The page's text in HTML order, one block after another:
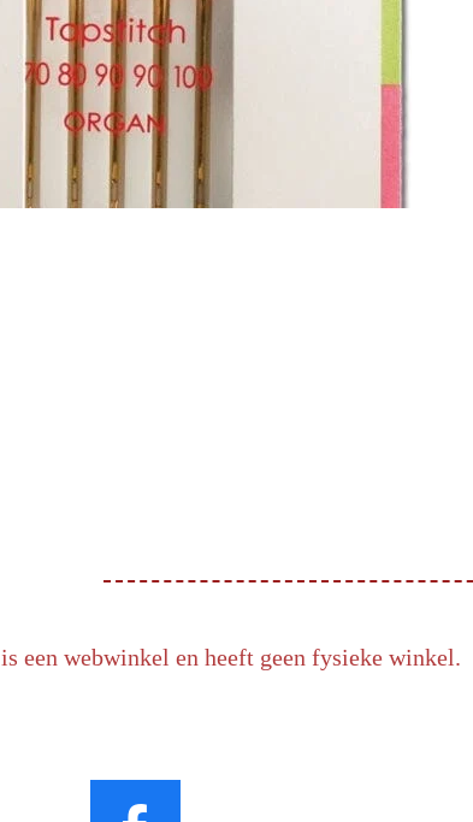
is een webwinkel en heeft geen fysieke winkel.